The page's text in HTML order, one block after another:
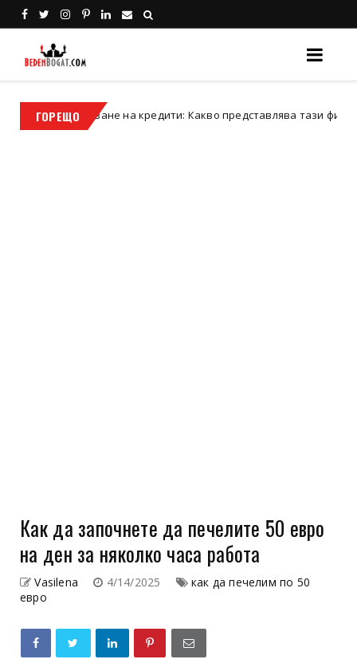
ГОРЕЩОна кредити: Какво представлява тази финансова
Как да започнете да печелите 50 евро
на ден за няколко часа работа
Vasilena 4/14/2025
как да печелим по 50
евро